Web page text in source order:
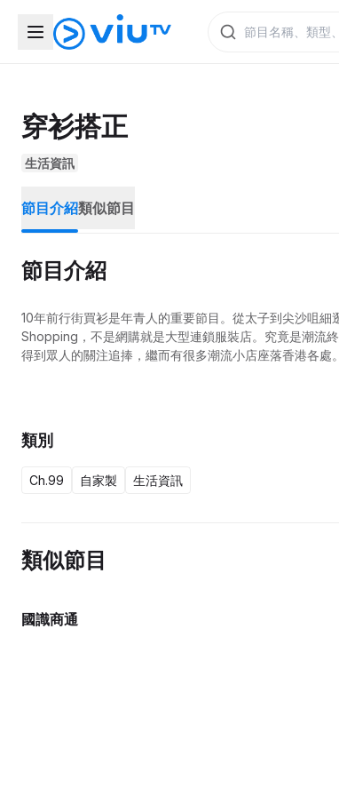
穿衫搭正
生活資訊
節目介紹類似節目
節目介紹
10年前行街買衫是年青人的重要節目。從太子到尖沙咀
Shopping，不是網購就是大型連鎖服裝店。究竟是潮流
得到眾人的關注追捧，繼而有很多潮流小店座落香港各處。
類別
Ch.99 自家製 生活資訊
類似節目
國識商通